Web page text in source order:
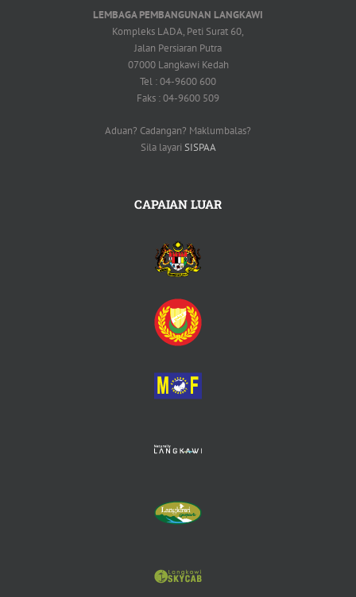
LEMBAGA PEMBANGUNAN LANGKAWI
Kompleks LADA, Peti Surat 60,
Jalan Persiaran Putra
07000 Langkawi Kedah
Tel : 04-9600 600
Faks : 04-9600 509
Aduan? Cadangan? Maklumbalas?
Sila layari SISPAA
CAPAIAN LUAR